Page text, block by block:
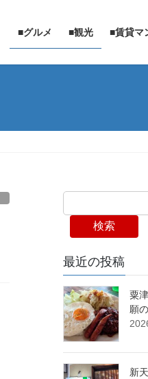
■グルメ ■観光 ■賃貸マ
検索
最近の投稿
粟
願
新